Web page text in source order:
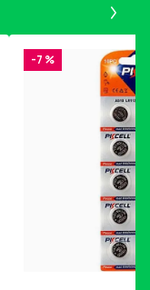
6-rørs
-7 %